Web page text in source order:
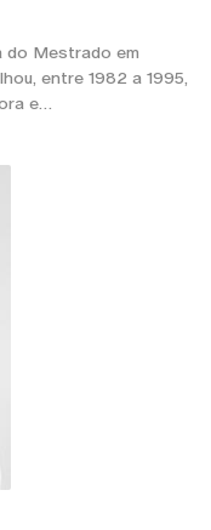
do Mestrado em
entre 1982 a 1995,
e…